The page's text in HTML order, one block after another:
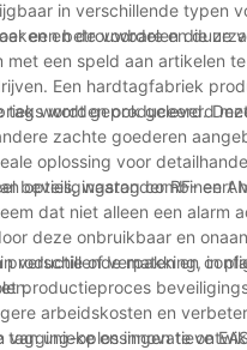
in verschillende typen
en de voordelen die ze
een betrouwbare en
een speld aan artikelen
Een hardtagfabriek
worden ook geleverd
wordt geproduceerd.
zachte goederen
oplossing voor
opties, waaronder RF- en
beveiligingstag combineert
dat niet alleen een alarm
deze onbruikbaar en
maten en
of verpakking, in
productieproces
arbeidskosten en
oplossingen te
unieke en innovatieve